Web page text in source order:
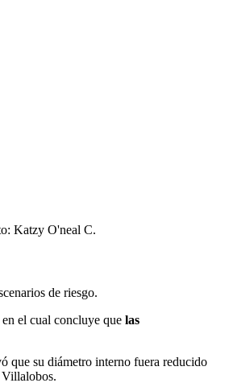
Katzy O'neal C.
de riesgo.
el cual concluye que las
que su diámetro interno fuera reducido
Villalobos.